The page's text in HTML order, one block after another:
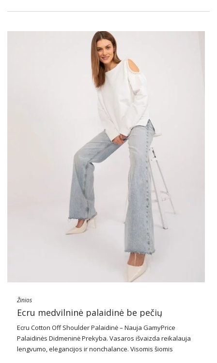
Žinios
Ecru medvilninė palaidinė be pečių
Ecru Cotton Off Shoulder Palaidinė – Nauja GamyPrice
Palaidinės DidmeninėPrekyba. Vasaros išvaizda reikalauja
lengvumo, elegancijos ir nonchalance. Visomis šiomis